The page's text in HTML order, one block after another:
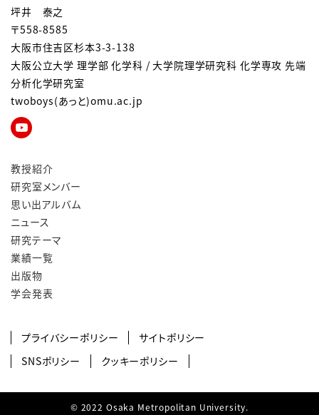
坪井 泰之
〒558-8585
大阪市住吉区杉本3-3-138
大阪公立大学 理学部 化学科 / 大学院理学研究科 化学専攻 先端
分析化学研究室
twoboys(あっと)omu.ac.jp
教授紹介
研究室メンバー
思い出アルバム
ニュース
研究テーマ
業績一覧
出版物
学会発表
プライバシーポリシー
サイトポリシー
SNSポリシー
クッキーポリシー
© 2022 Osaka Metropolitan University.